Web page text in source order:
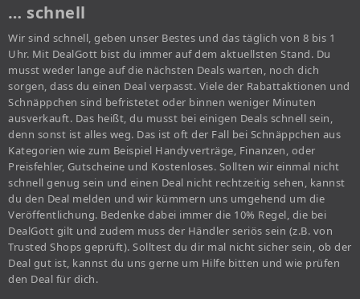
… schnell
Wir sind schnell, geben unser Bestes und das täglich von 8 bis 1
Uhr. Mit DealGott bist du immer auf dem aktuellsten Stand. Du
musst weder lange auf die nächsten Deals warten, noch dich
sorgen, dass du einen Deal verpasst. Viele der Rabattaktionen und
Schnäppchen sind befristetet oder binnen weniger Minuten
ausverkauft. Das heißt, du musst bei einigen Deals schnell sein,
denn sonst ist alles weg. Das ist oft der Fall bei Schnäppchen aus
Kategorien wie zum Beispiel Handyverträge, Finanzen, oder
Preisfehler, Gutscheine und Kostenloses. Sollten wir einmal nicht
schnell genug sein und einen Deal nicht rechtzeitig sehen, kannst
du den Deal melden und wir kümmern uns umgehend um die
Veröffentlichung. Bedenke dabei immer die 10% Regel, die bei
DealGott gilt und zudem muss der Händler seriös sein (z.B. von
Trusted Shops geprüft). Solltest du dir mal nicht sicher sein, ob der
Deal gut ist, kannst du uns gerne um Hilfe bitten und wie prüfen
den Deal für dich.